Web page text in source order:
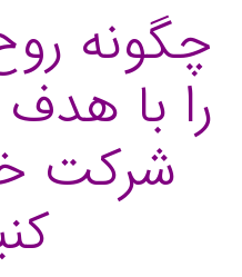
چگونه
را با
شرکت